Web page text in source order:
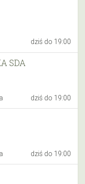
dziś do 19:00
SDA
dziś do 19:00
dziś do 19:00